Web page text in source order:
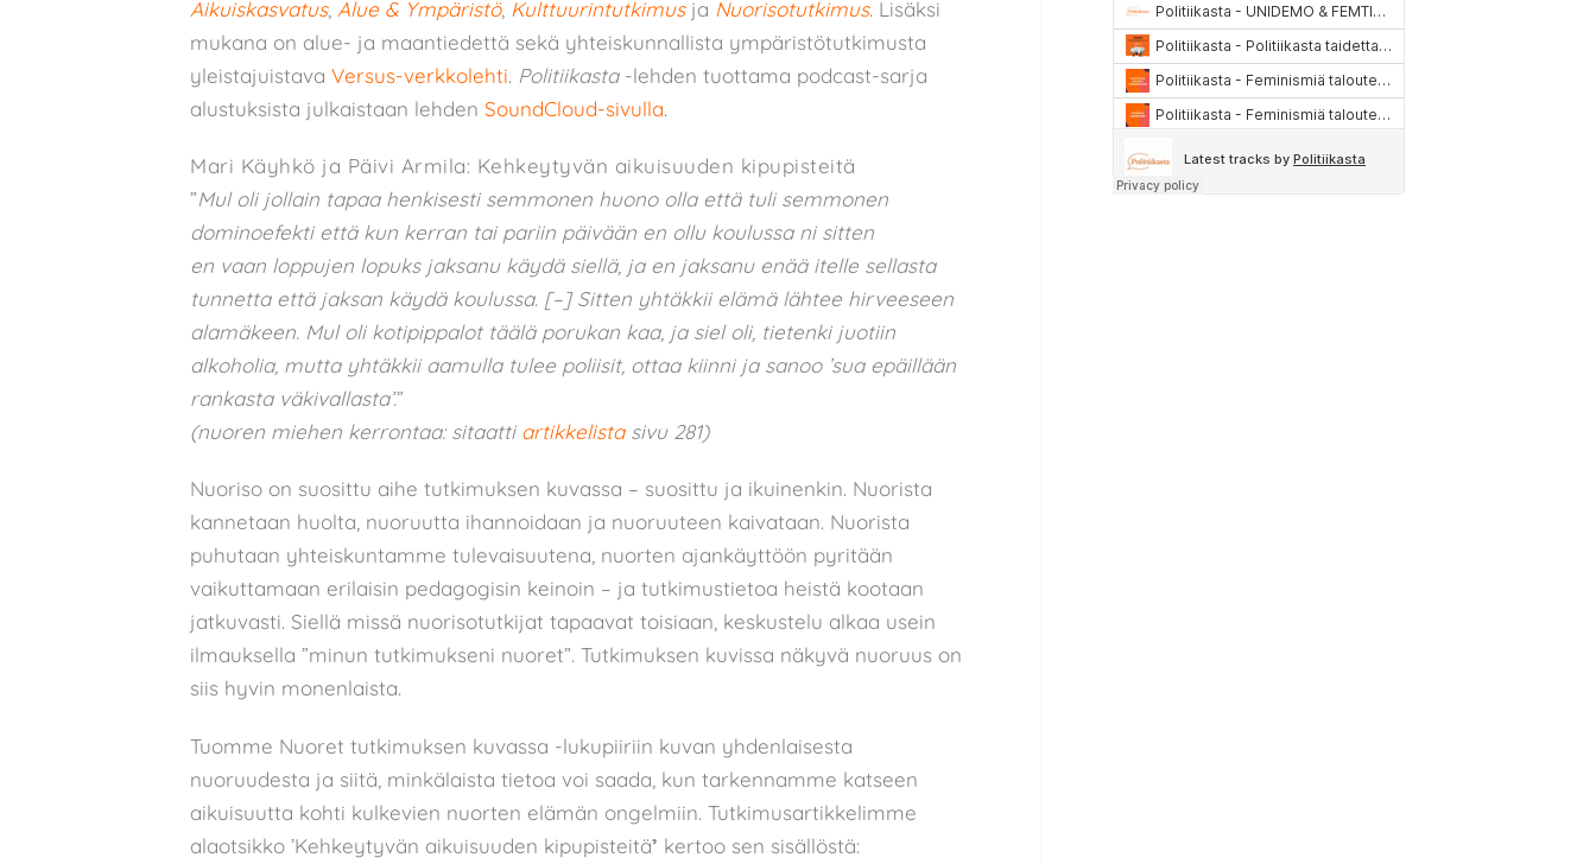
Aikuiskasvatus, Alue & Ympäristö, Kulttuurintutkimusja Nuorisotutkimus. Lisäksi
mukana on alue- ja maantiedettä sekä yhteiskunnallista ympäristötutkimusta
yleistajuistava Versus-verkkolehti. Politiikasta-lehden tuottama podcast-sarja
alustuksista julkaistaan lehden SoundCloud-sivulla.
Mari Käyhkö ja Päivi Armila: Kehkeytyvän aikuisuuden kipupisteitä
”Mul oli jollain tapaa henkisesti semmonen huono olla että tuli semmonen
dominoefekti että kun kerran tai pariin päivään en ollu koulussa ni sitten
en vaan loppujen lopuks jaksanu käydä siellä, ja en jaksanu enää itelle sellasta
tunnetta että jaksan käydä koulussa. [–] Sitten yhtäkkii elämä lähtee hirveeseen
alamäkeen. Mul oli kotipippalot täälä porukan kaa, ja siel oli, tietenki juotiin
alkoholia, mutta yhtäkkii aamulla tulee poliisit, ottaa kiinni ja sanoo ’sua epäillään
rankasta väkivallasta’.”
(nuoren miehen kerrontaa: sitaatti artikkelistasivu 281)
Nuoriso on suosittu aihe tutkimuksen kuvassa – suosittu ja ikuinenkin. Nuorista
kannetaan huolta, nuoruutta ihannoidaan ja nuoruuteen kaivataan. Nuorista
puhutaan yhteiskuntamme tulevaisuutena, nuorten ajankäyttöön pyritään
vaikuttamaan erilaisin pedagogisin keinoin – ja tutkimustietoa heistä kootaan
jatkuvasti. Siellä missä nuorisotutkijat tapaavat toisiaan, keskustelu alkaa usein
ilmauksella ”minun tutkimukseni nuoret”. Tutkimuksen kuvissa näkyvä nuoruus on
siis hyvin monenlaista.
Tuomme Nuoret tutkimuksen kuvassa -lukupiiriin kuvan yhdenlaisesta
nuoruudesta ja siitä, minkälaista tietoa voi saada, kun tarkennamme katseen
aikuisuutta kohti kulkevien nuorten elämän ongelmiin. Tutkimusartikkelimme
alaotsikko ’Kehkeytyvän aikuisuuden kipupisteitä’ kertoo sen sisällöstä: